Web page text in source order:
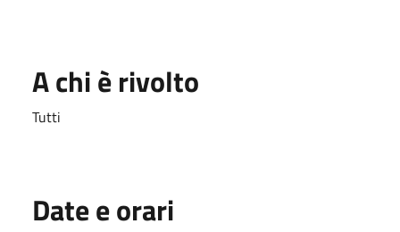
A chi è rivolto
Tutti
Date e orari